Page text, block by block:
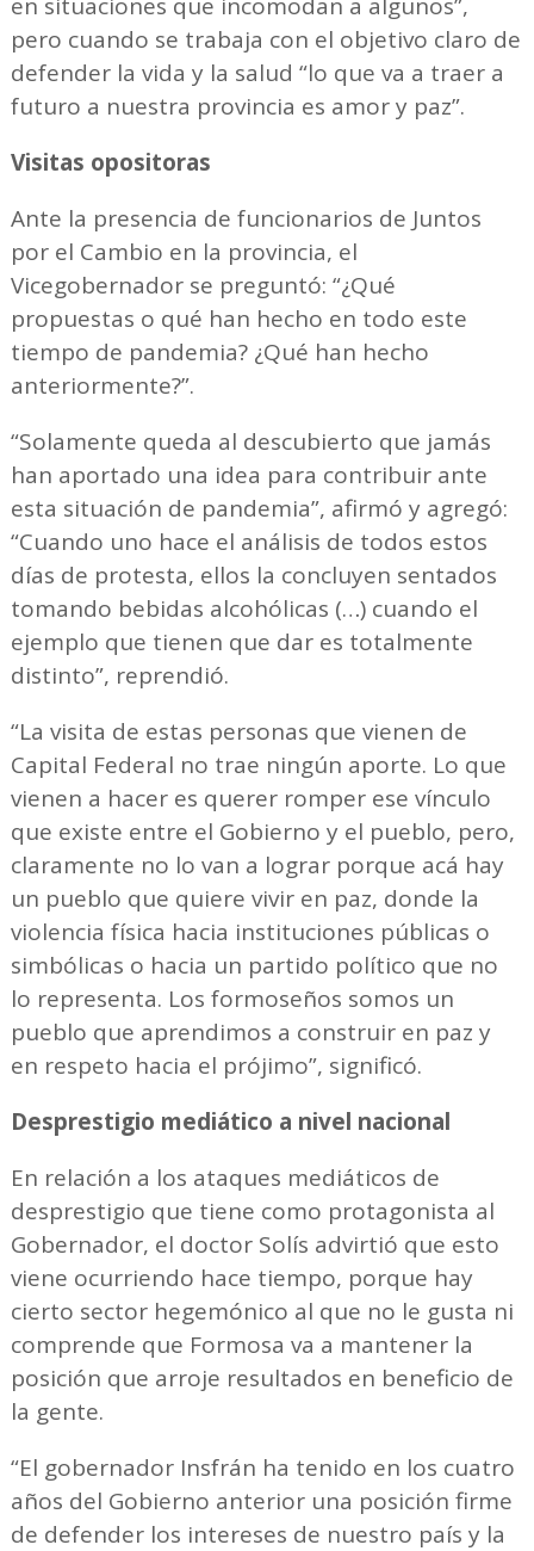
pero cuando se trabaja con el objetivo claro de
defender la vida y la salud “lo que va a traer a
futuro a nuestra provincia es amor y paz”.
Visitas opositoras
Ante la presencia de funcionarios de Juntos
por el Cambio en la provincia, el
Vicegobernador se preguntó: “¿Qué
propuestas o qué han hecho en todo este
tiempo de pandemia? ¿Qué han hecho
anteriormente?”.
“Solamente queda al descubierto que jamás
han aportado una idea para contribuir ante
esta situación de pandemia”, afirmó y agregó:
“Cuando uno hace el análisis de todos estos
días de protesta, ellos la concluyen sentados
tomando bebidas alcohólicas (…) cuando el
ejemplo que tienen que dar es totalmente
distinto”, reprendió.
“La visita de estas personas que vienen de
Capital Federal no trae ningún aporte. Lo que
vienen a hacer es querer romper ese vínculo
que existe entre el Gobierno y el pueblo, pero,
claramente no lo van a lograr porque acá hay
un pueblo que quiere vivir en paz, donde la
violencia física hacia instituciones públicas o
simbólicas o hacia un partido político que no
lo representa. Los formoseños somos un
pueblo que aprendimos a construir en paz y
en respeto hacia el prójimo”, significó.
Desprestigio mediático a nivel nacional
En relación a los ataques mediáticos de
desprestigio que tiene como protagonista al
Gobernador, el doctor Solís advirtió que esto
viene ocurriendo hace tiempo, porque hay
cierto sector hegemónico al que no le gusta ni
comprende que Formosa va a mantener la
posición que arroje resultados en beneficio de
la gente.
“El gobernador Insfrán ha tenido en los cuatro
años del Gobierno anterior una posición firme
de defender los intereses de nuestro país y la